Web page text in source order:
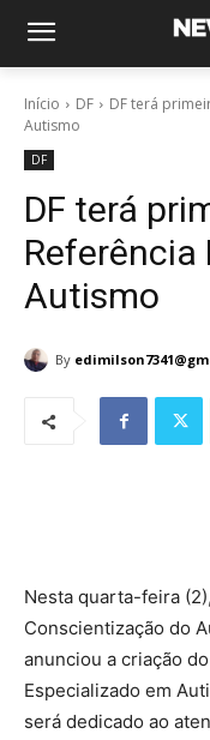
Início DF
DF terá
Autismo
DF
DF terá
Referência
Autismo
By
Nesta quarta-feira
Conscientização do
anunciou a criação
Especializado em
será dedicado ao